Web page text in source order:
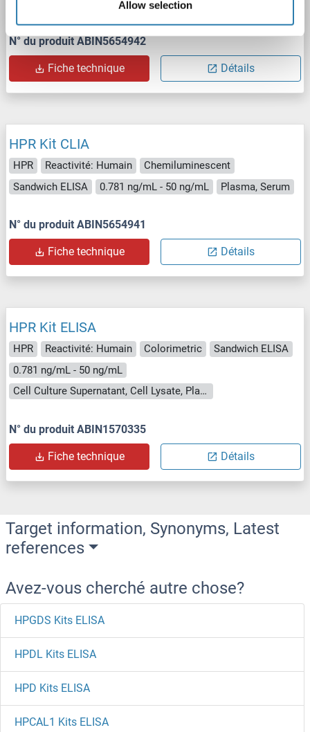
Allow selection
78.12 pg/mL - 5000 pg/mL
Plasma, Serum
N° du produit ABIN5654942
Fiche technique Détails
HPR Kit CLIA
HPR Reactivité: Humain
Chemiluminescent
Sandwich ELISA
0.781 ng/mL - 50 ng/mL Plasma, Serum
N° du produit ABIN5654941
Fiche technique Détails
HPR Kit ELISA
HPR Reactivité: Humain Colorimetric
Sandwich ELISA
0.781 ng/mL - 50 ng/mL
Cell Culture Supernatant, Cell Lysate, Plasma, Serum, Tissue Homogenate
N° du produit ABIN1570335
Fiche technique Détails
Target information, Synonyms, Latest
references
Avez-vous cherché autre chose?
HPGDS Kits ELISA
HPDL Kits ELISA
HPD Kits ELISA
HPCAL1 Kits ELISA